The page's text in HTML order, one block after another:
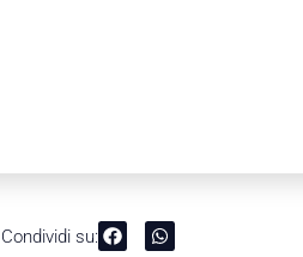
Condividi su: